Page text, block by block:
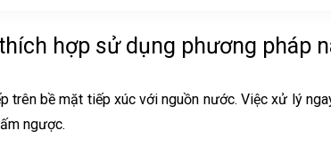
hợp sử dụng phương pháp
bề mặt tiếp xúc với nguồn nước. Việc xử lý
ngược.